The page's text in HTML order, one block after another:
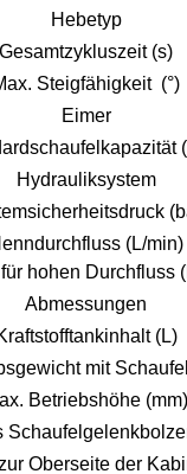
Hebetyp
Gesamtzykluszeit (s)
Steigfähigkeit (°)
Eimer
Hydrauliksystem
(L/min)
hohen Durchfluss
Abmessungen
(L)
mit
Betriebshöhe (mm)
Oberseite der